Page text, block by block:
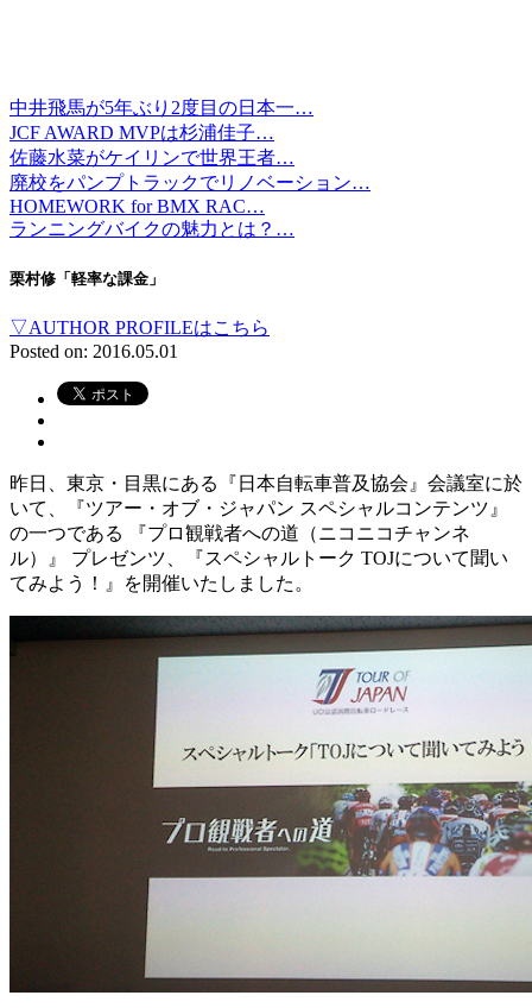
中井飛馬が5年ぶり2度目の日本一…
JCF AWARD MVPは杉浦佳子…
佐藤水菜がケイリンで世界王者…
廃校をパンプトラックでリノベーション…
HOMEWORK for BMX RAC…
ランニングバイクの魅力とは？…
栗村修「軽率な課金」
▽AUTHOR PROFILEはこちら
Posted on: 2016.05.01
昨日、東京・目黒にある『日本自転車普及協会』会議室に於
いて、『ツアー・オブ・ジャパン スペシャルコンテンツ』
の一つである 『プロ観戦者への道（ニコニコチャンネ
ル）』 プレゼンツ、『スペシャルトーク TOJについて聞い
てみよう！』を開催いたしました。